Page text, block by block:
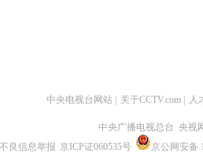
中央电视台网站 关于CCTV.com 人
中央广播电视总台 央视
良信息举报 京ICP证060535号
京公网安备